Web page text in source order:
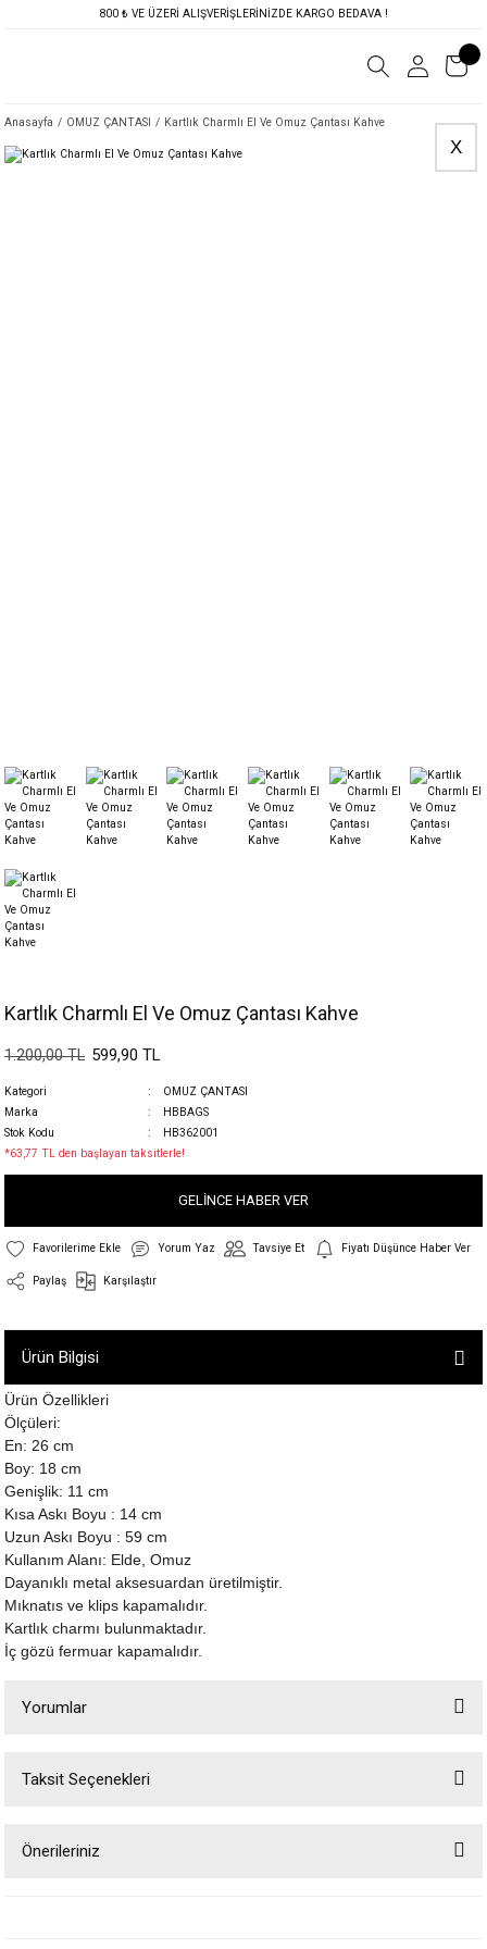
800 ₺ VE ÜZERİ ALIŞVERİŞLERİNİZDE KARGO BEDAVA !
Anasayfa OMUZ ÇANTASI Kartlık Charmlı El Ve Omuz Çantası Kahve
Kartlık Charmlı El Ve Omuz Çantası Kahve
1.200,00 TL 599,90 TL
Kategori
OMUZ ÇANTASI
Marka
HBBAGS
Stok Kodu
HB362001
*63,77 TL den başlayan taksitlerle!
GELİNCE HABER VER
Yorum Yaz Tavsiye Et Fiyatı Düşünce Haber Ver
Paylaş Karşılaştır
Ürün Bilgisi
Ürün Özellikleri
X
Ölçüleri:
En: 26 cm
Boy: 18 cm
Genişlik: 11 cm
Kısa Askı Boyu : 14 cm
Uzun Askı Boyu : 59 cm
Kullanım Alanı: Elde, Omuz
Dayanıklı metal aksesuardan üretilmiştir.
Mıknatıs ve klips kapamalıdır.
Kartlık charmı bulunmaktadır.
İç gözü fermuar kapamalıdır.
Yorumlar
Taksit Seçenekleri
Önerileriniz